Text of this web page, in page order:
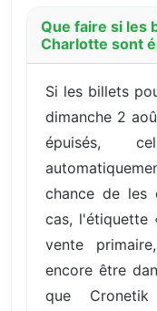
Que faire si les
Charlotte sont
Si les billets
dimanche 2
épuisés,
chance de les
cas, l'étiquette
vente
encore être
que